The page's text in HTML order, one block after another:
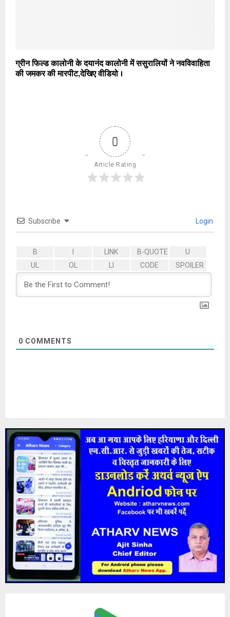
ग्रीन फिल्ड कालोनी के दयानंद कालोनी में ससुरालियों ने नवविवाहिता
की जमकर की मारपीट,देखिए वीडियो ।
0
Article Rating
Subscribe Login
0 COMMENTS